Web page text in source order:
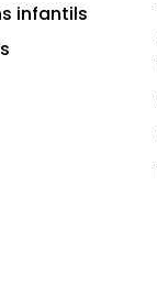
infantils